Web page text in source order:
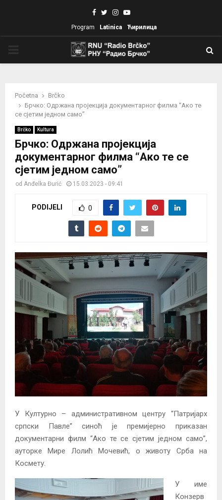
Facebook
TwitterInstagram
Youtube
Program Latinica Ћирилица
Početna
Brčko
Брчко: Одржана пројекција документарног филма “Ако те
се сјетим једном само”
Brčko Kultura
Брчко: Одржана пројекција
документарног филма “Ако те се
сјетим једном само”
od Anđelka Đurić 15.03.2023 - 09:41
PODIJELI 0
У Културно – административном центру “Патријарх
српски Павле” синоћ је премијерно приказан
документарни филм “Ако те се сјетим једном само”,
ауторке Мире Лолић Мочевић, о животу Срба на
Космету.
У име
Конзерв